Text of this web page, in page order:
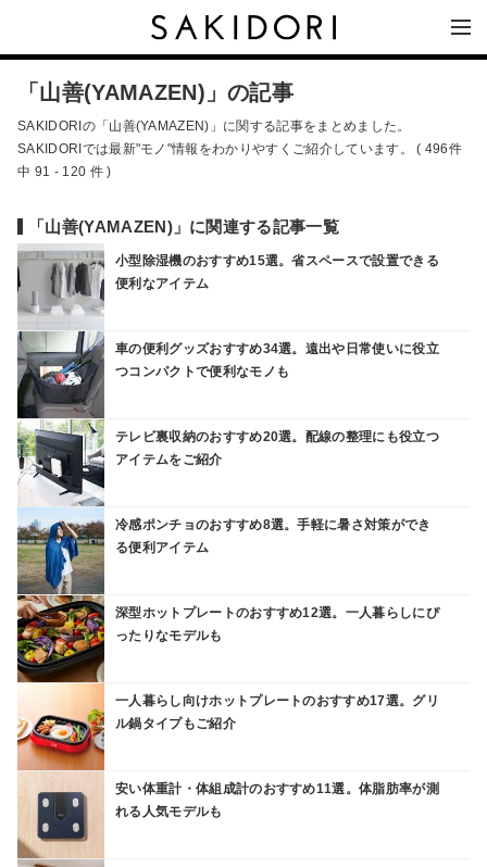
「山善(YAMAZEN)」の記事
SAKIDORIの「山善(YAMAZEN)」に関する記事をまとめました。
SAKIDORIでは最新"モノ"情報をわかりやすくご紹介しています。 ( 496件
中 91 - 120 件 )
「山善(YAMAZEN)」に関連する記事一覧
小型除湿機のおすすめ15選。省スペースで設置できる
便利なアイテム
車の便利グッズおすすめ34選。遠出や日常使いに役立
つコンパクトで便利なモノも
テレビ裏収納のおすすめ20選。配線の整理にも役立つ
アイテムをご紹介
冷感ポンチョのおすすめ8選。手軽に暑さ対策ができ
る便利アイテム
深型ホットプレートのおすすめ12選。一人暮らしにぴ
ったりなモデルも
一人暮らし向けホットプレートのおすすめ17選。グリ
ル鍋タイプもご紹介
安い体重計・体組成計のおすすめ11選。体脂肪率が測
れる人気モデルも